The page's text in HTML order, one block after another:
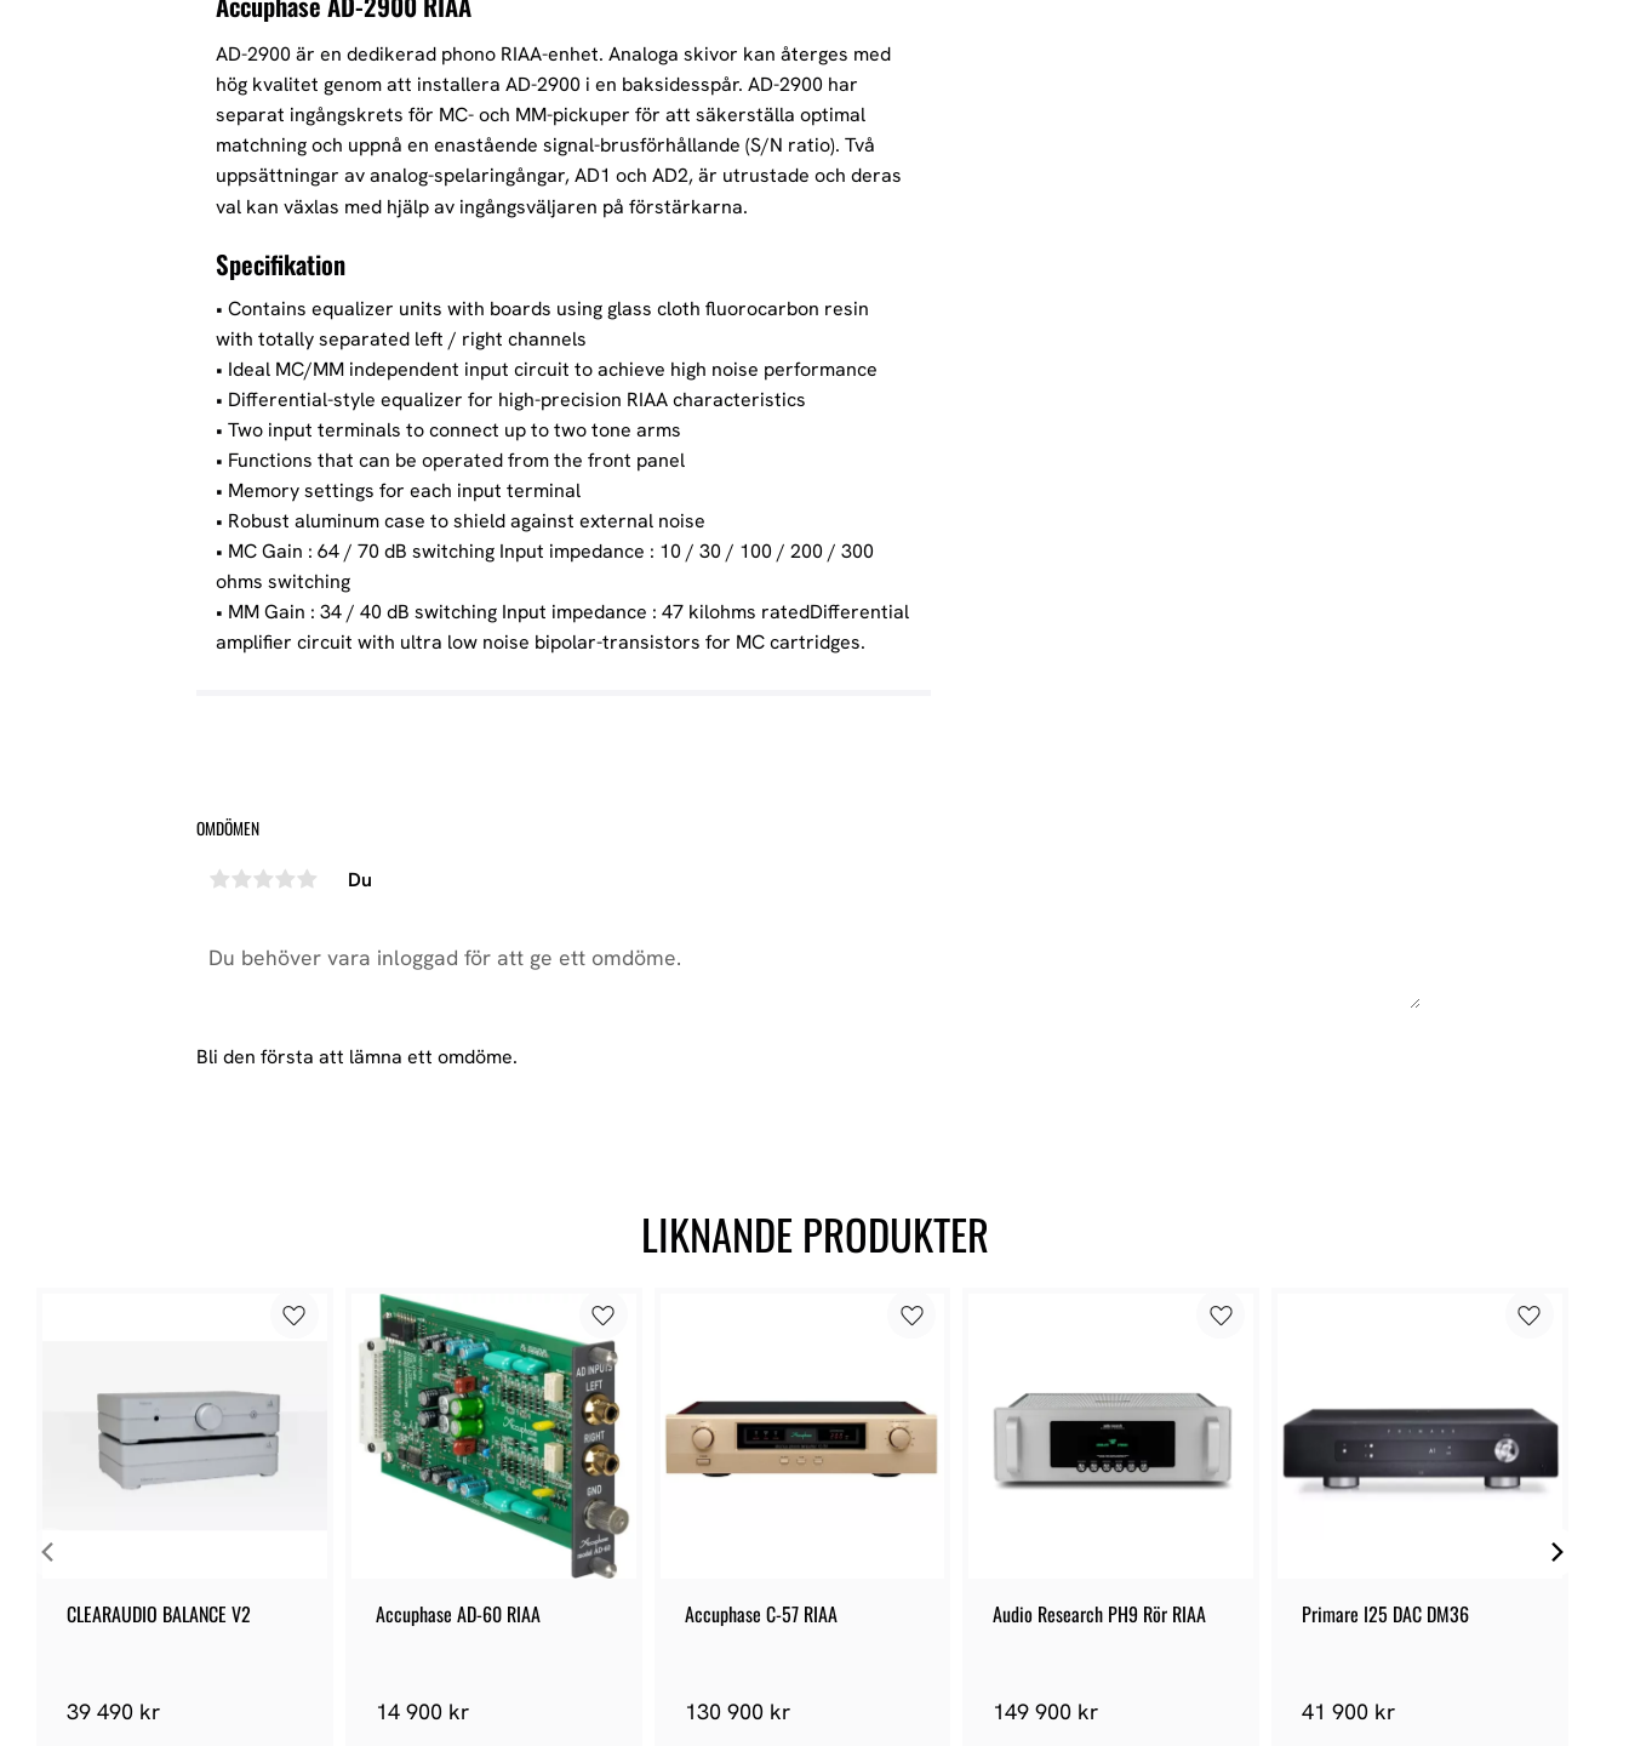
AD-2900 är en dedikerad phono RIAA-enhet. Analoga skivor kan återges med
hög kvalitet genom att installera AD-2900 i en baksidesspår. AD-2900 har
separat ingångskrets för MC- och MM-pickuper för att säkerställa optimal
matchning och uppnå en enastående signal-brusförhållande (S/N ratio). Två
uppsättningar av analog-spelaringångar, AD1 och AD2, är utrustade och deras
val kan växlas med hjälp av ingångsväljaren på förstärkarna.
Specifikation
• Contains equalizer units with boards using glass cloth fluorocarbon resin
with totally separated left / right channels
• Ideal MC/MM independent input circuit to achieve high noise performance
• Differential-style equalizer for high-precision RIAA characteristics
• Two input terminals to connect up to two tone arms
• Functions that can be operated from the front panel
• Memory settings for each input terminal
• Robust aluminum case to shield against external noise
• MC Gain : 64 / 70 dB switching Input impedance : 10 / 30 / 100 / 200 / 300
ohms switching
• MM Gain : 34 / 40 dB switching Input impedance : 47 kilohms ratedDifferential
amplifier circuit with ultra low noise bipolar-transistors for MC cartridges.
OMDÖMEN
Du
Bli den första att lämna ett omdöme.
LIKNANDE PRODUKTER
CLEARAUDIO BALANCE V2
39 490 kr
Accuphase AD-60 RIAA
14 900 kr
Accuphase C-57 RIAA
130 900 kr
Audio Research PH9 Rör RIAA
149 900 kr
Primare I25 DAC DM36
41 900 kr